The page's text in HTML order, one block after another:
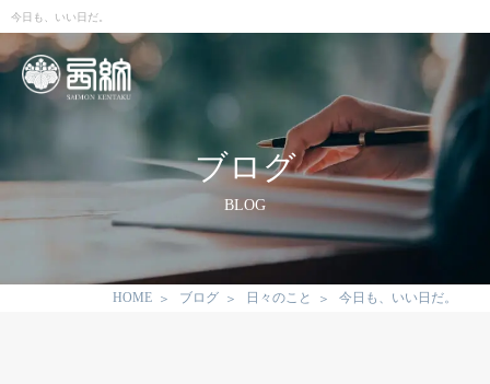
今日も、いい日だ。
ブログ
BLOG
HOME ブログ 日々のこと 今日も、いい日だ。